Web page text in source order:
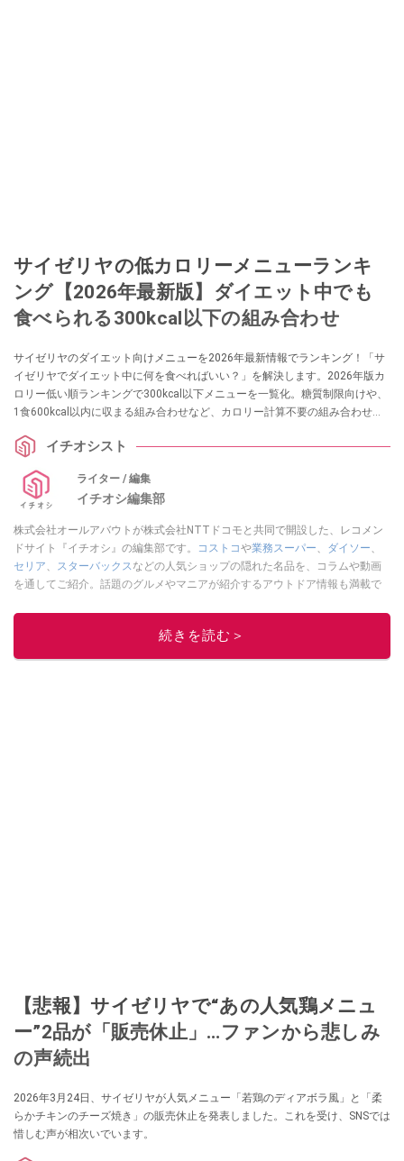
サイゼリヤの低カロリーメニューランキ
ング【2026年最新版】ダイエット中でも
食べられる300kcal以下の組み合わせ
サイゼリヤのダイエット向けメニューを2026年最新情報でランキング！「サ
イゼリヤでダイエット中に何を食べればいい？」を解決します。2026年版カ
ロリー低い順ランキングで300kcal以下メニューを一覧化。糖質制限向けや、
1食600kcal以内に収まる組み合わせなど、カロリー計算不要の組み合わせセ
イチオシスト
ライター / 編集
イチオシ編集部
株式会社オールアバウトが株式会社NTTドコモと共同で開設した、レコメン
ドサイト『イチオシ』の編集部です。
コストコや業務スーパー、 ダイソー、
セリア、 スターバックスなどの人気ショップの隠れた名品を、コラムや動画
を通してご紹介。話題のグルメやマニアが紹介するアウトドア情報も満載で
レビューしています。毎日トレンド情報をお届けしているので、ぜひ
してください！続きを読む＞
【悲報】サイゼリヤで“あの人気鶏メニュ
ー”2品が「販売休止」…ファンから悲しみ
の声続出
2026年3月24日、サイゼリヤが人気メニュー「若鶏のディアボラ風」と「柔
らかチキンのチーズ焼き」の販売休止を発表しました。これを受け、SNSでは
惜しむ声が相次いでいます。